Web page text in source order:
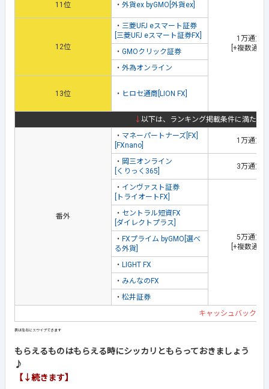
1万通貨
[+複数通貨
11位 ・ 外貨ex byGMO[外貨ex]
12位
・ 三菱UFJ eスマート証券
[三菱UFJ eスマート証券FX]
・ GMOクリック証券
・ 外為オンライン
13位 ・ ヒロセ通商[LION FX]
↓ 以下は、ランキング掲載条件に満たな
番外
・ マネーパートナーズ[FX]
[FXnano]
1万通貨
・ 岡三オンライン
[くりっく365]
3万通貨
・ インヴァスト証券
[トライオートFX]
5万通貨
[+複数通貨
・ セントラル短資FX
[ダイレクトプラス]
・ FXプライム byGMO[選べ
る外貨]
・ LIGHT FX
・ みんなのFX
・ 松井証券
キャッシュバック企
もらえるものはもらえる時にシッカリともらっておきましょう
♪
【↓続きます】